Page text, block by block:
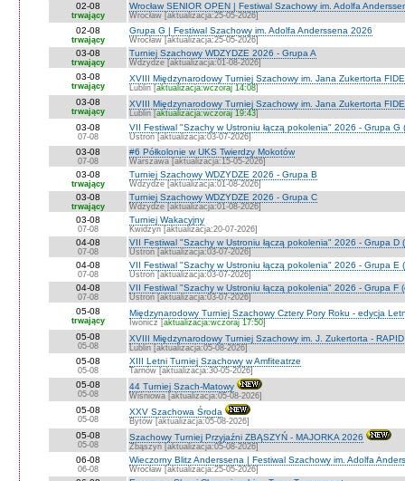
02-08
trwający
Wrocław SENIOR OPEN | Festiwal Szachowy im. Adolfa
Wrocław [aktualizacja:25-05-2026]
02-08
trwający
Grupa G | Festiwal Szachowy im. Adolfa Anderssena 2026
Wrocław [aktualizacja:25-05-2026]
03-08
trwający
Turniej Szachowy WDZYDZE 2026 - Grupa A
Wdzydze [aktualizacja:01-08-2026]
03-08
trwający
XVIII Międzynarodowy Turniej Szachowy im. Jana Zukertorta
Lublin [aktualizacja:wczoraj 14:08]
03-08
trwający
XVIII Międzynarodowy Turniej Szachowy im. Jana Zukertorta
Lublin [aktualizacja:wczoraj 19:43]
03-08
07-08
VII Festiwal "Szachy w Ustroniu łączą pokolenia" 2026 - Grupa G
Ustroń [aktualizacja:03-07-2026]
03-08
07-08
#6 Półkolonie w UKS Twierdzy Mokotów
Warszawa [aktualizacja:15-05-2026]
03-08
trwający
Turniej Szachowy WDZYDZE 2026 - Grupa B
Wdzydze [aktualizacja:01-08-2026]
03-08
trwający
Turniej Szachowy WDZYDZE 2026 - Grupa C
Wdzydze [aktualizacja:01-08-2026]
03-08
07-08
Turniej Wakacyjny
Kwidzyn [aktualizacja:20-07-2026]
04-08
07-08
VII Festiwal "Szachy w Ustroniu łączą pokolenia" 2026 - Grupa D
Ustroń [aktualizacja:03-07-2026]
04-08
07-08
VII Festiwal "Szachy w Ustroniu łączą pokolenia" 2026 - Grupa E
Ustroń [aktualizacja:03-07-2026]
04-08
07-08
VII Festiwal "Szachy w Ustroniu łączą pokolenia" 2026 - Grupa F
Ustroń [aktualizacja:03-07-2026]
05-08
trwający
Międzynarodowy Turniej Szachowy Cztery Pory Roku - edycja
Iwonicz [aktualizacja:wczoraj 17:50]
05-08
05-08
XVIII Międzynarodowy Turniej Szachowy im. J. Zukertorta -
Lublin [aktualizacja:05-08-2026]
05-08
05-08
XIII Letni Turniej Szachowy w Amfiteatrze
Tarnów [aktualizacja:30-05-2026]
05-08
05-08
44 Turniej Szach-Matowy
Wiśniowa [aktualizacja:05-08-2026]
05-08
05-08
XXV Szachowa Środa
Bytów [aktualizacja:05-08-2026]
05-08
05-08
Szachowy Turniej Przyjaźni ZBĄSZYŃ - MAJORKA 2026
Zbąszyń [aktualizacja:05-08-2026]
06-08
06-08
Wieczorny Blitz Anderssena | Festiwal Szachowy im. Adolfa
Wrocław [aktualizacja:25-05-2026]